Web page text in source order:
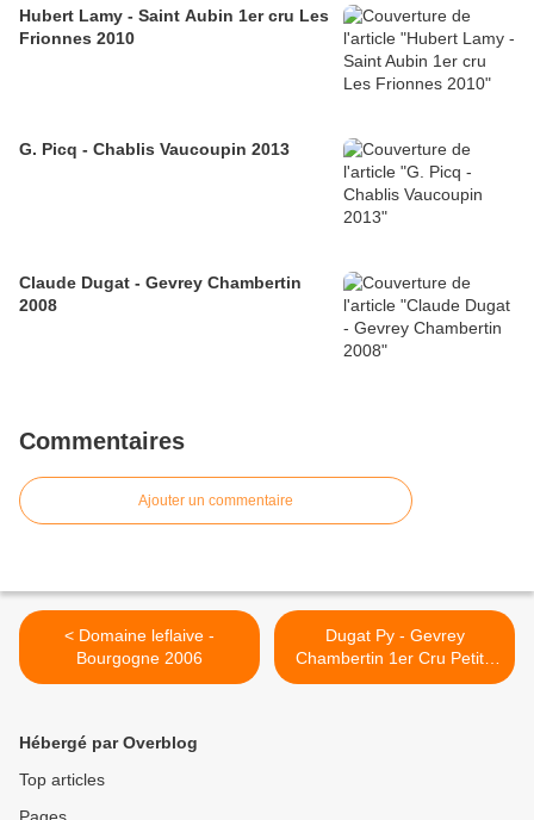
Hubert Lamy - Saint Aubin 1er cru Les
Frionnes 2010
G. Picq - Chablis Vaucoupin 2013
Claude Dugat - Gevrey Chambertin
2008
Commentaires
Ajouter un commentaire
< Domaine leflaive -
Bourgogne 2006
Dugat Py - Gevrey
Chambertin 1er Cru Petite
Chapelle 2001 >
Hébergé par Overblog
Top articles